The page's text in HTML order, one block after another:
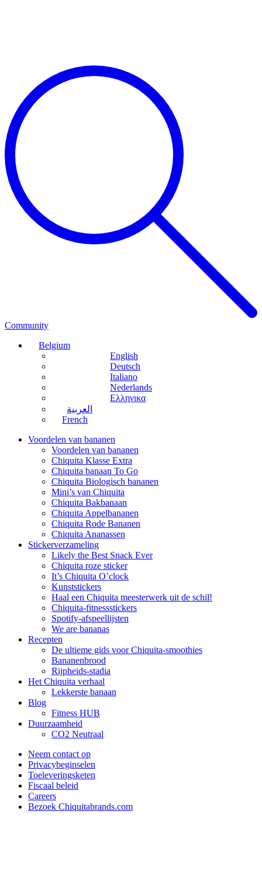
Community
Belgium
English
Deutsch
Italiano
Nederlands
Ελληνικα
العربية
French
Voordelen van bananen
Voordelen van bananen
Chiquita Klasse Extra
Chiquita banaan To Go
Chiquita Biologisch bananen
Mini’s van Chiquita
Chiquita Bakbanaan
Chiquita Appelbananen
Chiquita Rode Bananen
Chiquita Ananassen
Stickerverzameling
Likely the Best Snack Ever
Chiquita roze sticker
It’s Chiquita O’clock
Kunststickers
Haal een Chiquita meesterwerk uit de schil!
Chiquita-fitnessstickers
Spotify-afspeellijsten
We are bananas
Recepten
De ultieme gids voor Chiquita-smoothies
Bananenbrood
Rijpheids-stadia
Het Chiquita verhaal
Lekkerste banaan
Blog
Fitness HUB
Duurzaamheid
CO2 Neutraal
Neem contact op
Privacybeginselen
Toeleveringsketen
Fiscaal beleid
Careers
Bezoek Chiquitabrands.com